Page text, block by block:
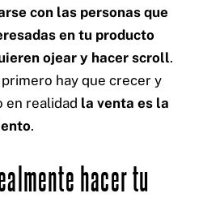
con las personas que
en tu producto
ojear y hacer scroll.
hay que crecer y
en realidad la venta es la
.
hacer tu